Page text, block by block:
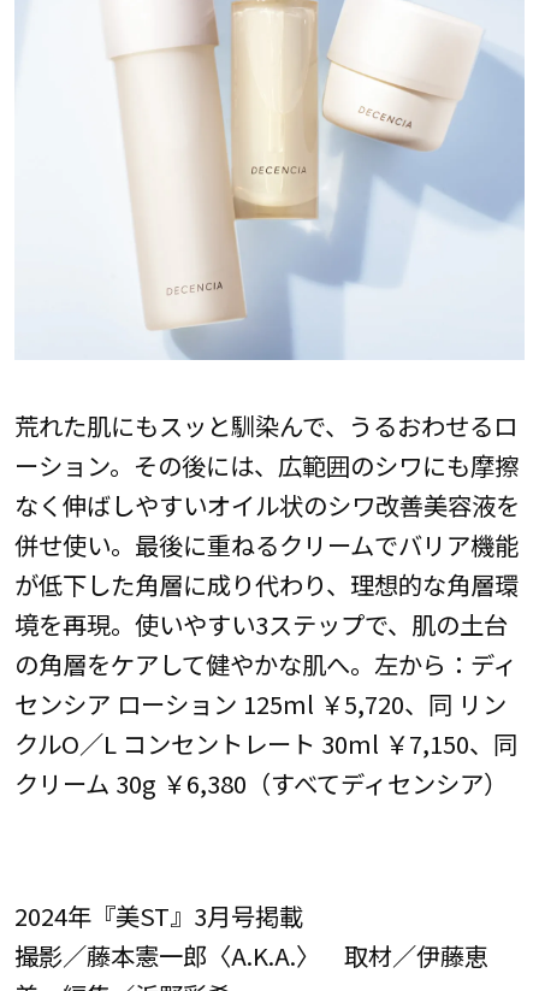
荒れた肌にもスッと馴染んで、うるおわせるロ
ーション。その後には、広範囲のシワにも摩擦
なく伸ばしやすいオイル状のシワ改善美容液を
併せ使い。最後に重ねるクリームでバリア機能
が低下した角層に成り代わり、理想的な角層環
境を再現。使いやすい3ステップで、肌の土台
の角層をケアして健やかな肌へ。左から：ディ
センシア ローション 125ml ￥5,720、同 リン
クルO／L コンセントレート 30ml ￥7,150、同
クリーム 30g ￥6,380（すべてディセンシア）
2024年『美ST』3月号掲載
撮影／藤本憲一郎〈A.K.A.〉 取材／伊藤恵